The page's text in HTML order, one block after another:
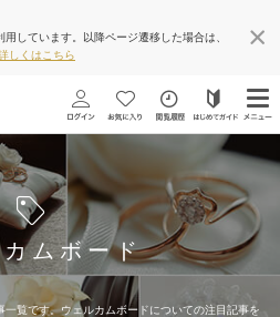
しています。以降ページ遷移した場合は、
しくはこちら
ムボード
一覧です。ウェルカムボードについての注目記事を